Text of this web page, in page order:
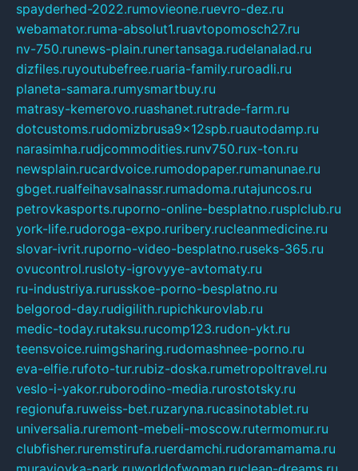
spayderhed-2022.rumovieone.ruevro-dez.ru
webamator.ruma-absolut1.ruavtopomosch27.ru
nv-750.runews-plain.runertansaga.rudelanalad.ru
dizfiles.ruyoutubefree.ruaria-family.ruroadli.ru
planeta-samara.rumysmartbuy.ru
matrasy-kemerovo.ruashanet.rutrade-farm.ru
dotcustoms.rudomizbrusa9x12spb.ruautodamp.ru
narasimha.rudjcommodities.runv750.rux-ton.ru
newsplain.rucardvoice.rumodopaper.rumanunae.ru
gbget.rualfeihavsalnassr.rumadoma.rutajuncos.ru
petrovkasports.ruporno-online-besplatno.rusplclub.ru
york-life.rudoroga-expo.ruribery.rucleanmedicine.ru
slovar-ivrit.ruporno-video-besplatno.ruseks-365.ru
ovucontrol.rusloty-igrovyye-avtomaty.ru
ru-industriya.rurusskoe-porno-besplatno.ru
belgorod-day.rudigilith.rupichkurovlab.ru
medic-today.rutaksu.rucomp123.rudon-ykt.ru
teensvoice.ruimgsharing.rudomashnee-porno.ru
eva-elfie.rufoto-tur.rubiz-doska.rumetropoltravel.ru
veslo-i-yakor.ruborodino-media.rurostotsky.ru
regionufa.ruweiss-bet.ruzaryna.rucasinotablet.ru
universalia.ruremont-mebeli-moscow.rutermomur.ru
clubfisher.ruremstirufa.ruerdamchi.rudoramamama.ru